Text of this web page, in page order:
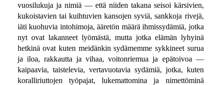
vuosilukuja ja nimiä — että niiden takana seisoi kärsivien,
kukoistavien tai kuihtuvien kansojen syviä, sankkoja rivejä,
iäti kuohuvia intohimoja, ääretön määrä ihmissydämiä, jotka
nyt ovat lakanneet lyömästä, mutta jotka elämän lyhyinä
hetkinä ovat kuten meidänkin sydämemme sykkineet surua
ja iloa, rakkautta ja vihaa, voitonriemua ja epätoivoa —
kaipaavia, taistelevia, vertavuotavia sydämiä, jotka, kuten
koralliriuttojen työpajat, lukemattomina ja nimettöminä